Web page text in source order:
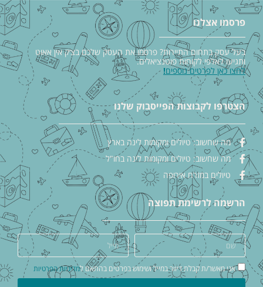
פרסמו אצלנו
בעל עסק בתחום התיירות? פרסמו את העסק שלכם בצ׳ק אין אאוט
ותגיעו לאלפי לקוחות פוטנציאלים.
לחצו כאן לפרטים נוספים!
הצטרפו לקבוצות הפייסבוק שלנו
מה שחשוב: טיולים ומקומות לינה בארץ
מה שחשוב: טיולים ומקומות לינה בחו"ל
טיולים במזרח אירופה
הרשמה לרשימת תפוצה
אני מאשר/ת קבלת דיוור במייל ושימוש בפרטים בהתאם למדיניות הפרטיות